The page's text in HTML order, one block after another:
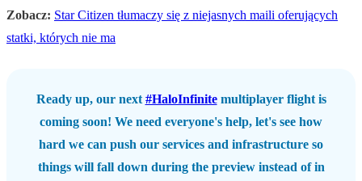
Zobacz: Star Citizen tłumaczy się z niejasnych maili oferujących
statki, których nie ma
Ready up, our next #HaloInfinitemultiplayer flight is
coming soon! We need everyone's help, let's see how
hard we can push our services and infrastructure so
things will fall down during the preview instead of in